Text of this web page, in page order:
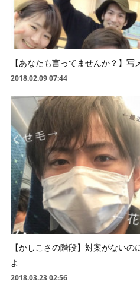
【あなたも言ってませんか？】写
2018.02.09 07:44
【かしこさの階段】対案がない
よ
2018.03.23 02:56